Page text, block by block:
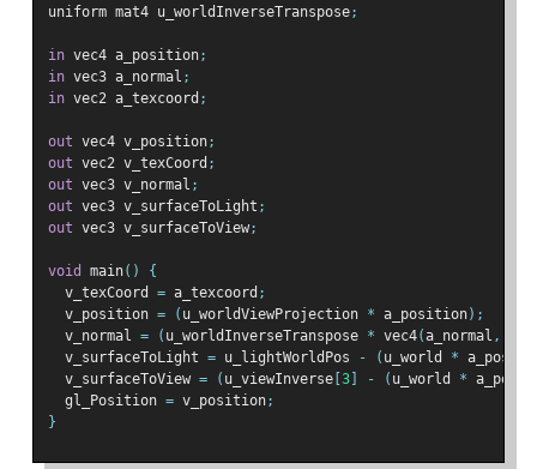
uniform mat4 u_worldInverseTranspose;
in vec4 a_position;
in vec3 a_normal ;
in vec2 a_texcoord ;
out vec4 v_position;
out vec2 v_texCoord ;
out vec3 v_normal ;
out vec3 v_surfaceToLight ;
out vec3 v_surfaceToView;
void main()
{
  v_texCoord
= a_texcoord ;
  v_position
= ( u_worldViewProjection * a_position);
  v_normal
= ( u_worldInverseTranspose * vec4(a_normal ,
  v_surfaceToLight
= u_lightWorldPos - ( u_world *
  v_surfaceToView
= ( u_viewInverse 3 - ( u_world *
  gl_Position
= v_position;
}